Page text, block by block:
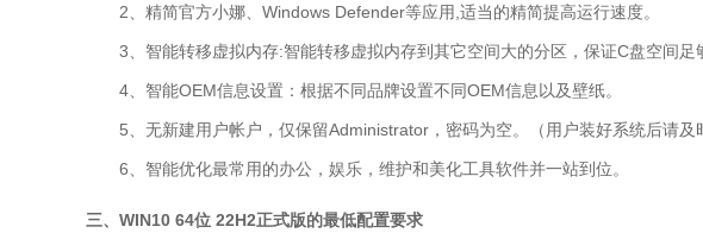
2、精简官方小娜 Windows Defender等应用,适当的精简提高运行速度。
3、智能转移虚拟内存:智能转移虚拟内存到其它空间大的分区，保证C盘空间足
4、智能OEM信息设置：根据不同品牌设置不同OEM信息以及壁纸。
5、 无新建用户帐户，仅保留Administrator，密码为空。（用户装好系统后请及
6、 智能优化最常用的办公，娱乐，维护和美化工具软件并一站到位。
三、WIN10 64位 22H2正式版的最低配置要求